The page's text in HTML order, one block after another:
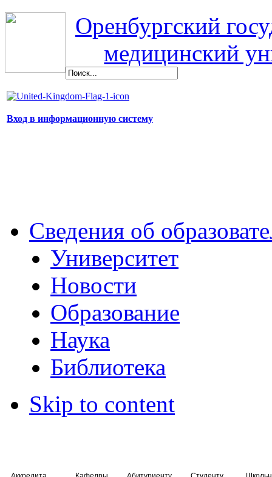
Оренбургский
медицинский
Вход в информационную систему
Сведения об
Университет
Новости
Образование
Наука
Библиотека
Skip to content